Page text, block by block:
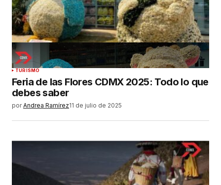
TURISMO
Feria de las Flores CDMX 2025: Todo lo que
debes saber
por Andrea Ramírez11 de julio de 2025